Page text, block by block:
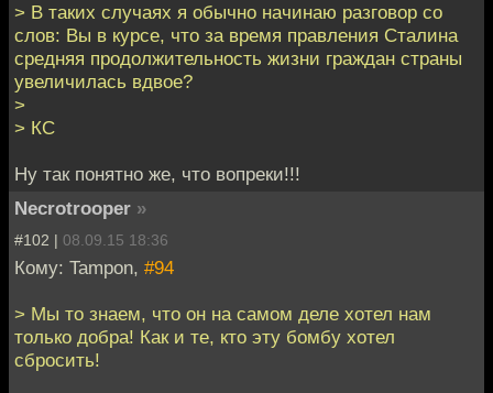
> В таких случаях я обычно начинаю разговор со
слов: Вы в курсе, что за время правления Сталина
средняя продолжительность жизни граждан страны
увеличилась вдвое?
>
> КС
Ну так понятно же, что вопреки!!!
Necrotrooper »
#102 | 08.09.15 18:36
Кому: Tampon, #94
> Мы то знаем, что он на самом деле хотел нам
только добра! Как и те, кто эту бомбу хотел
сбросить!